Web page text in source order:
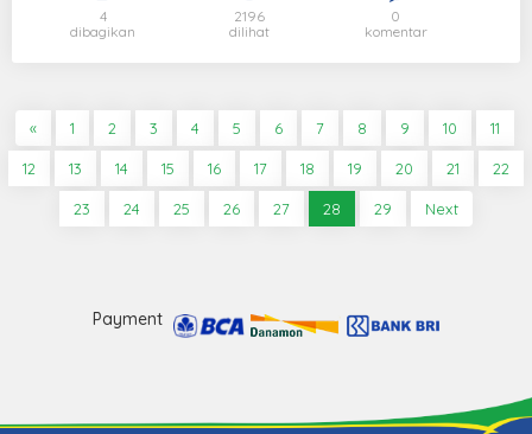
4
dibagikan
2196
dilihat
0
komentar
« 1 2 3 4 5 6 7 8 9 10 11
12 13 14 15 16 17 18 19 20 21 22
23 24 25 26 27 28 29 Next
Payment